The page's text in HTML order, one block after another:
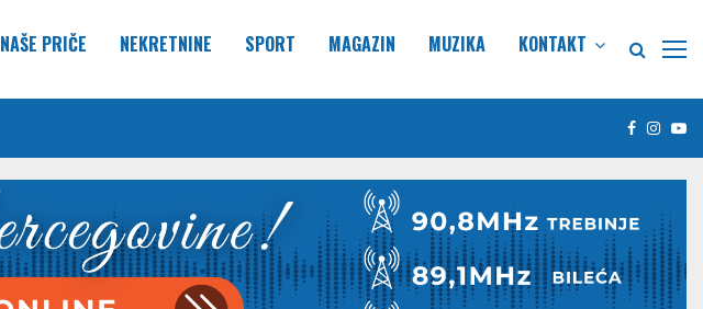
NAŠE PRIČE NEKRETNINE SPORT MAGAZIN MUZIKA KONTAKT
Facebook